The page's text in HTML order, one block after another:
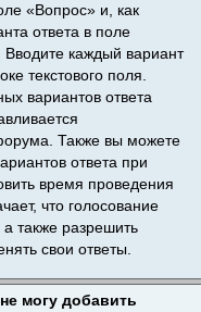
«Вопрос» и, как
ответа в поле
каждый вариант
текстового поля.
вариантов ответа
Также вы можете
ответа при
время проведения
что голосование
также разрешить
свои ответы.
могу добавить